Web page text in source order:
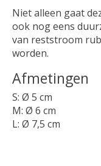
Niet alleen gaat
ook nog eens
van reststroom
worden.
Afmetingen
S: Ø 5 cm
M: Ø 6 cm
L: Ø 7,5 cm